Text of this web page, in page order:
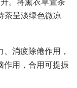
。将薰衣草置茶
茶呈淡绿色微凉
消疲除倦作用，
作用，合用可提振